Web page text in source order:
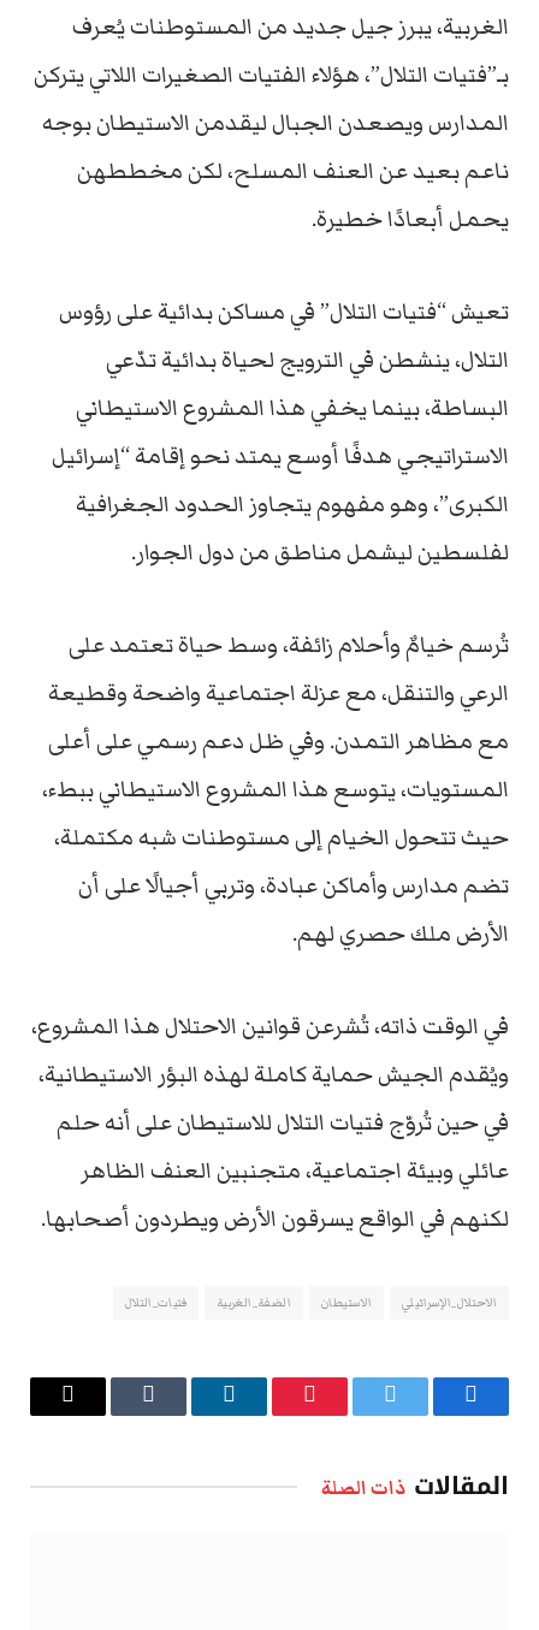
الغربية، يبرز جيل جديد من المستوطنات يُعرف
بـ”فتيات التلال”، هؤلاء الفتيات الصغيرات اللاتي يتركن
المدارس ويصعدن الجبال ليقدمن الاستيطان بوجه
ناعم بعيد عن العنف المسلح، لكن مخططهن
يحمل أبعادًا خطيرة.
تعيش “فتيات التلال” في مساكن بدائية على رؤوس
التلال، ينشطن في الترويج لحياة بدائية تدّعي
البساطة، بينما يخفي هذا المشروع الاستيطاني
الاستراتيجي هدفًا أوسع يمتد نحو إقامة “إسرائيل
الكبرى”، وهو مفهوم يتجاوز الحدود الجغرافية
لفلسطين ليشمل مناطق من دول الجوار.
تُرسم خيامٌ وأحلام زائفة، وسط حياة تعتمد على
الرعي والتنقل، مع عزلة اجتماعية واضحة وقطيعة
مع مظاهر التمدن. وفي ظل دعم رسمي على أعلى
المستويات، يتوسع هذا المشروع الاستيطاني ببطء،
حيث تتحول الخيام إلى مستوطنات شبه مكتملة،
تضم مدارس وأماكن عبادة، وتربي أجيالًا على أن
الأرض ملك حصري لهم.
في الوقت ذاته، تُشرعن قوانين الاحتلال هذا المشروع،
ويُقدم الجيش حماية كاملة لهذه البؤر الاستيطانية،
في حين تُروّج فتيات التلال للاستيطان على أنه حلم
عائلي وبيئة اجتماعية، متجنبين العنف الظاهر
لكنهم في الواقع يسرقون الأرض ويطردون أصحابها.
الاحتلال_الإسرائيلي الاستيطان الضفة_الغربية فتيات_التلال
فيسبوك تويتر بينتيريستلينكدإن Tumblr
البريد
المقالات ذات الصلة